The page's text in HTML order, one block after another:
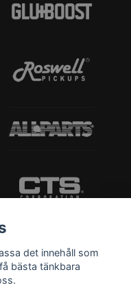
det innehåll som
bästa tänkbara